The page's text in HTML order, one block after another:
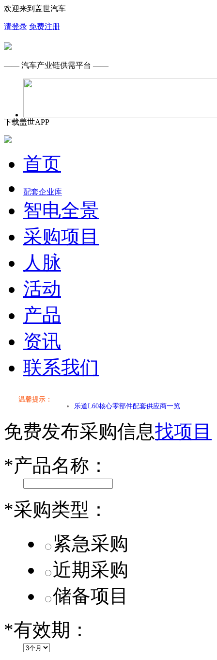
欢迎来到盖世汽车
请登录 免费注册
—— 汽车产业链供需平台 ——
下载盖世APP
首页
配套企业库
智电全景
采购项目
人脉
活动
产品
资讯
联系我们
温馨提示：
小米SU7核心零部件配套供应商一览
第二代 AION V核心零部件配套供应商一览
小米SU7核心零部件配套供应商一览
第二代 AION V核心零部件配套供应商一览
免费发布采购信息找项目
*产品名称：
*采购类型：
紧急采购
近期采购
储备项目
*有效期：